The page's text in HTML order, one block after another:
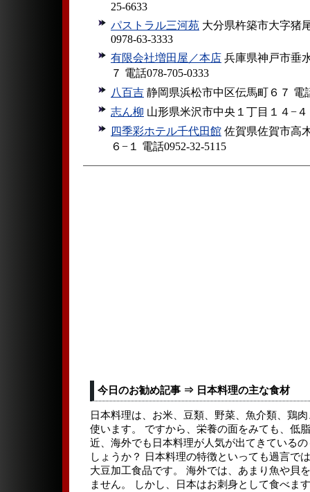
25-6633
パストラル三河苑 大分県杵築市大字猪
0978-63-3333
有限会社増田屋／本店 兵庫県神戸市垂
７ 電話078-705-0333
八百吉 静岡県浜松市中区伝馬町６７ 電
志ん柳 山形県米沢市中央１丁目１４−４
四季彩ホテル千代田館 佐賀県佐賀市高
６−１ 電話0952-32-5115
今日のお勧め記事 ⇒ 日本料理の主な食材
日本料理は、お米、豆類、野菜、魚介類、鶏
使います。 ですから、栄養の面をみても、低
近、海外でも日本料理が人気が出てきている
しょうか？ 日本料理の特徴といっても過言で
大豆加工食品です。 海外では、あまり魚や貝
ません。 しかし、日本はお刺身として食べま